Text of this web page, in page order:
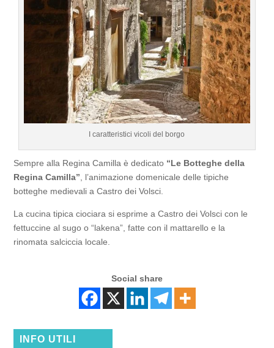
I caratteristici vicoli del borgo
Sempre alla Regina Camilla è dedicato “Le Botteghe della
Regina Camilla”, l’animazione domenicale delle tipiche
botteghe medievali a Castro dei Volsci.
La cucina tipica ciociara si esprime a Castro dei Volsci con le
fettuccine al sugo o “lakena”, fatte con il mattarello e la
rinomata salciccia locale.
Social share
INFO UTILI